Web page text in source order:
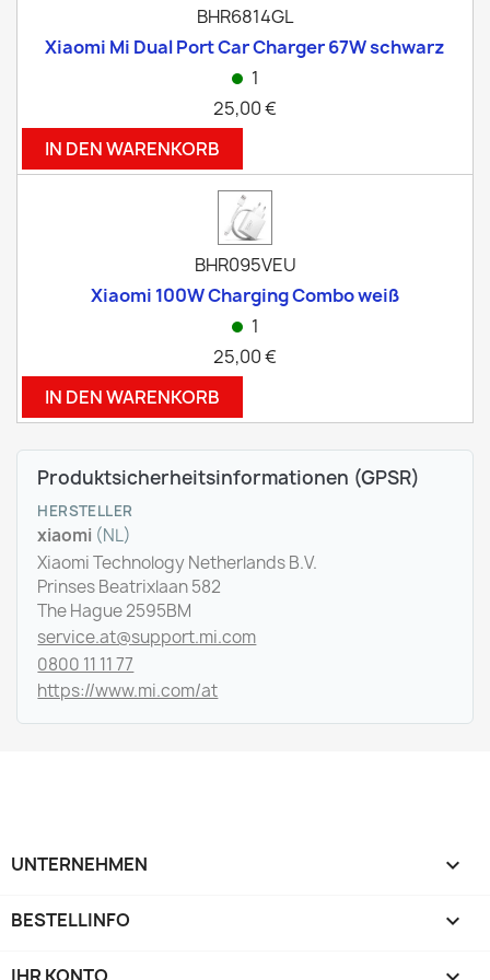
BHR6814GL
Xiaomi Mi Dual Port Car Charger 67W schwarz
1
25,00 €
IN DEN WARENKORB
BHR095VEU
Xiaomi 100W Charging Combo weiß
1
25,00 €
IN DEN WARENKORB
Produktsicherheitsinformationen (GPSR)
HERSTELLER
xiaomi (NL)
Xiaomi Technology Netherlands B.V.
Prinses Beatrixlaan 582
The Hague 2595BM
service.at@support.mi.com
0800 11 11 77
https://www.mi.com/at
UNTERNEHMEN 
BESTELLINFO 